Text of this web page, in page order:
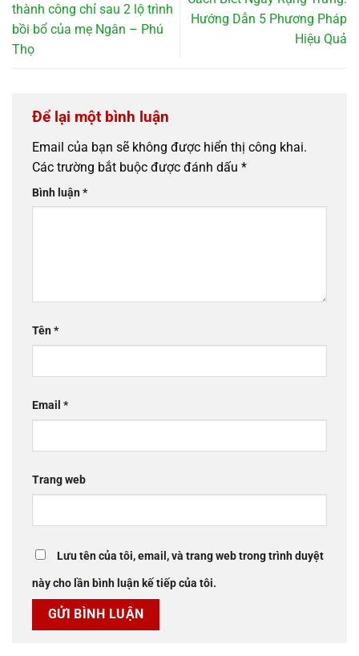
thành công chỉ sau 2 lộ trình
bồi bổ của mẹ Ngân – Phú
Thọ
Hướng Dẫn 5 Phương Pháp
Hiệu Quả
Để lại một bình luận
Email của bạn sẽ không được hiển thị công khai.
Các trường bắt buộc được đánh dấu *
Bình luận*
Tên*
Email *
Trang web
Lưu tên của tôi, email, và trang web trong trình duyệt
này cho lần bình luận kế tiếp của tôi.